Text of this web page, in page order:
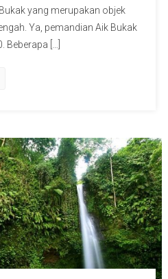
yang merupakan objek
Ya, pemandian Aik Bukak
[…]